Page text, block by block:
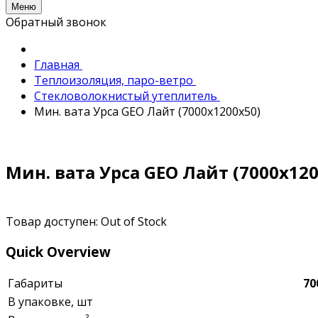
Меню
Обратный звонок
Главная
Теплоизоляция, паро-ветро
Стекловолокнистый утеплитель
Мин. вата Урса GEO Лайт (7000x1200x50)
Мин. вата Урса GEO Лайт
Товар доступен: Out of Stock
Quick Overview
Габариты
В упаковке, шт